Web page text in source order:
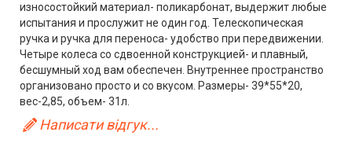
износостойкий материал- поликарбонат, выдержит любые
испытания и прослужит не один год. Телескопическая
ручка и ручка для переноса- удобство при передвижении.
Четыре колеса со сдвоенной конструкцией- и плавный,
бесшумный ход вам обеспечен. Внутреннее пространство
организовано просто и со вкусом. Размеры- 39*55*20,
вес-2,85, объем- 31л.
Написати відгук...